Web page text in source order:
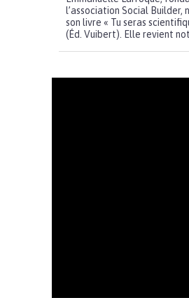
l’association Social Builder,
son livre « Tu seras
(Éd. Vuibert). Elle revient